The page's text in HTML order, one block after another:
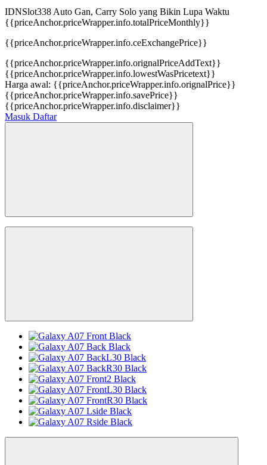
IDNSlot338 Auto Gan, Carry Solo yang Bikin Lupa Waktu
{{priceAnchor.priceWrapper.info.totalPriceMonthly}}
{{priceAnchor.priceWrapper.info.ceExchangePrice}}
{{priceAnchor.priceWrapper.info.orignalPriceAddText}}
{{priceAnchor.priceWrapper.info.lowestWasPricetext}}
Harga awal: {{priceAnchor.priceWrapper.info.orignalPrice}}
{{priceAnchor.priceWrapper.info.savePrice}}
{{priceAnchor.priceWrapper.info.disclaimer}}
Masuk Daftar